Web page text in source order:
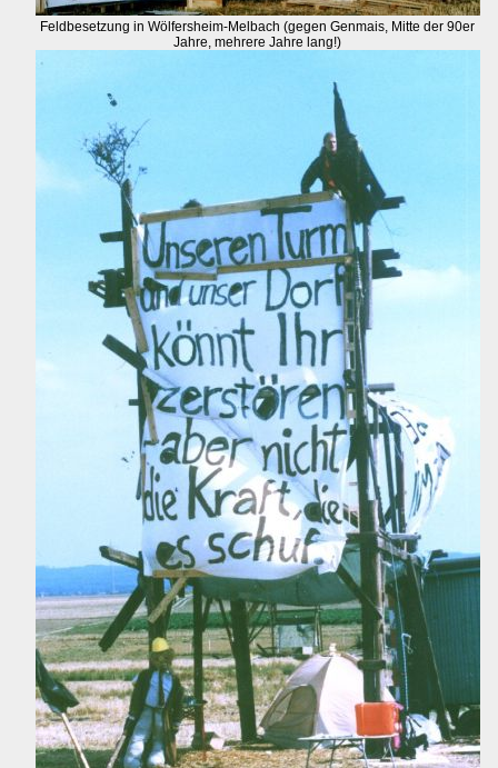
Feldbesetzung in Wölfersheim-Melbach (gegen Genmais, Mitte der 90er
Jahre, mehrere Jahre lang!)